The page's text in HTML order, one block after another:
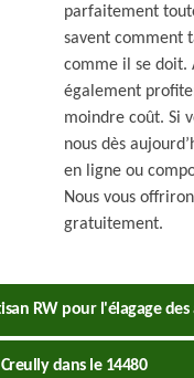
parfaitement
savent comment
comme il se doit.
également
moindre coût. Si
nous dès
en ligne ou
Nous vous
gratuitement.
RW pour l'élagage des
dans le 14480